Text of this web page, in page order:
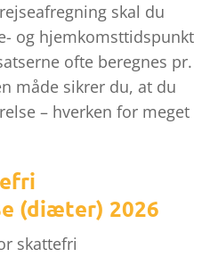
skal du
og hjemkomsttidspunkt
ofte beregnes pr.
måde sikrer du, at du
– hverken for meget
(diæter) 2026
skattefri